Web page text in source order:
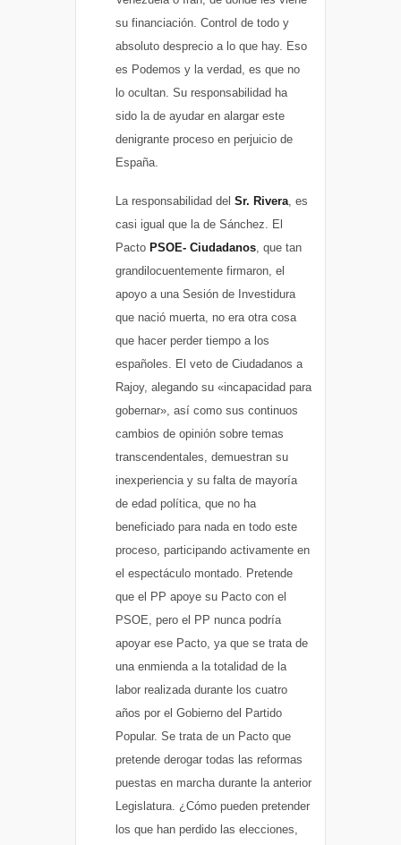
su financiación. Control de todo y
absoluto desprecio a lo que hay. Eso
es Podemos y la verdad, es que no
lo ocultan. Su responsabilidad ha
sido la de ayudar en alargar este
denigrante proceso en perjuicio de
España.
La responsabilidad del Sr. Rivera, es
casi igual que la de Sánchez. El
Pacto PSOE- Ciudadanos, que tan
grandilocuentemente firmaron, el
apoyo a una Sesión de Investidura
que nació muerta, no era otra cosa
que hacer perder tiempo a los
españoles. El veto de Ciudadanos a
Rajoy, alegando su «incapacidad para
gobernar», así como sus continuos
cambios de opinión sobre temas
transcendentales, demuestran su
inexperiencia y su falta de mayoría
de edad política, que no ha
beneficiado para nada en todo este
proceso, participando activamente en
el espectáculo montado. Pretende
que el PP apoye su Pacto con el
PSOE, pero el PP nunca podría
apoyar ese Pacto, ya que se trata de
una enmienda a la totalidad de la
labor realizada durante los cuatro
años por el Gobierno del Partido
Popular. Se trata de un Pacto que
pretende derogar todas las reformas
puestas en marcha durante la anterior
Legislatura. ¿Cómo pueden pretender
los que han perdido las elecciones,